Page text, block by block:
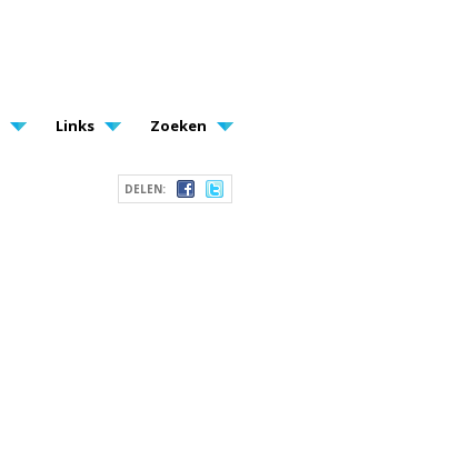
Links Zoeken
DELEN: